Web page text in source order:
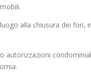
alla chiusura dei fori,
autorizzazioni